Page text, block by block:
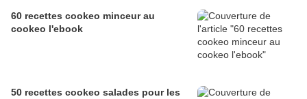
60 recettes cookeo minceur au
cookeo l'ebook
50 recettes cookeo salades pour les